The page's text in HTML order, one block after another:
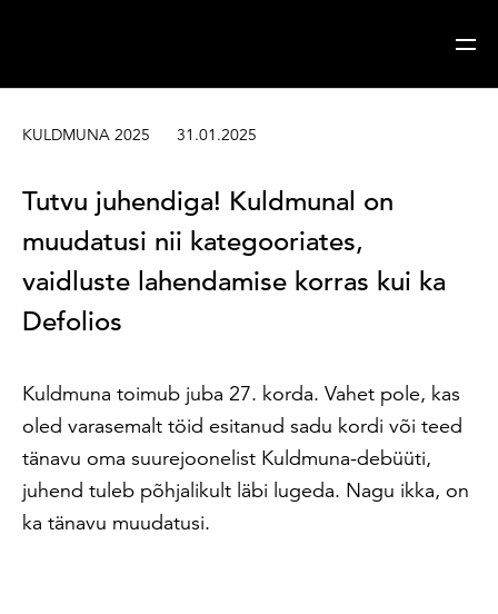
KULDMUNA 2025 31.01.2025
Tutvu juhendiga! Kuldmunal on
muudatusi nii kategooriates,
vaidluste lahendamise korras kui ka
Defolios
Kuldmuna toimub juba 27. korda. Vahet pole, kas
oled varasemalt töid esitanud sadu kordi või teed
tänavu oma suurejoonelist Kuldmuna-debüüti,
juhend tuleb põhjalikult läbi lugeda. Nagu ikka, on
ka tänavu muudatusi.